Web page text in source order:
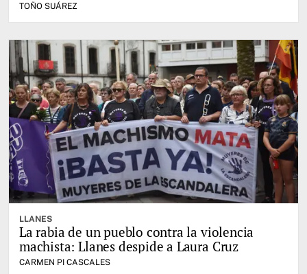
TOÑO SUÁREZ
LLANES
La rabia de un pueblo contra la violencia
machista: Llanes despide a Laura Cruz
CARMEN PI CASCALES